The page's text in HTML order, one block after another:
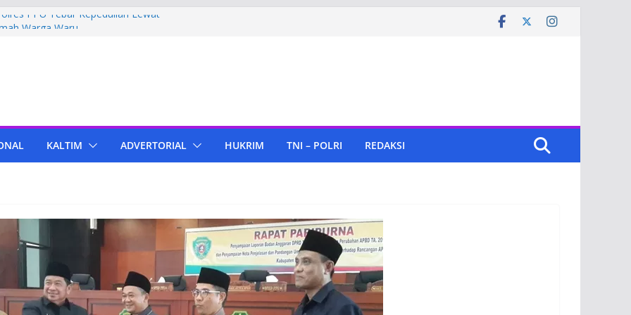
PPU Tebar Kepedulian Lewat
Cepu
di KIPP Karena Jual Air Mineral
Bupati PPU Dukung
Lampu, Polres PPU Ringkus Pria
KALTIM ADVERTORIAL HUKRIM TNI – POLRI REDAKSI